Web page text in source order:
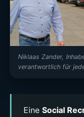
Niklaas Zander,
verantwortlich für
Eine Social